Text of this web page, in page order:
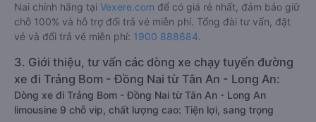
Nai chính hãng tại Vexere.com để có giá rẻ nhất, đảm bảo giữ
chỗ 100% và hỗ trợ đổi trả vé miễn phí. Tổng đài tư vấn, đặt
vé và đổi trả vé miễn phí: 1900 888684.
3. Giới thiệu, tư vấn các dòng xe chạy tuyến đường
xe đi Trảng Bom - Đồng Nai từ Tân An - Long An:
Dòng xe đi Trảng Bom - Đồng Nai từ Tân An - Long An
limousine 9 chỗ vip, chất lượng cao: Tiện lợi, sang trọng